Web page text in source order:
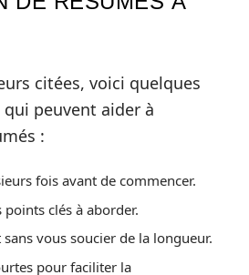
citées, voici quelques
peuvent aider à
:
fois avant de commencer.
points clés à aborder.
vous soucier de la longueur.
pour faciliter la